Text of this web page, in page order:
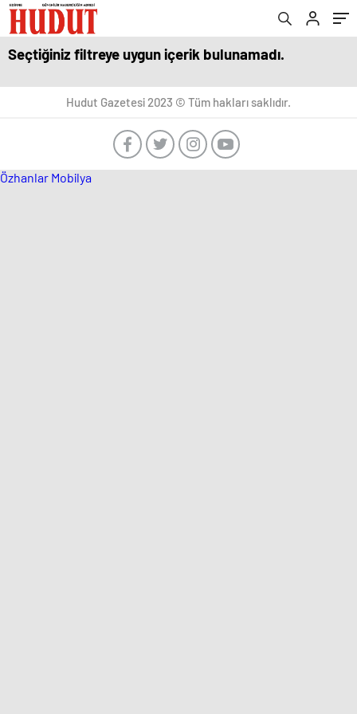
Seçtiğiniz filtreye uygun içerik bulunamadı.
Hudut Gazetesi 2023 © Tüm hakları saklıdır.
Özhanlar Mobilya